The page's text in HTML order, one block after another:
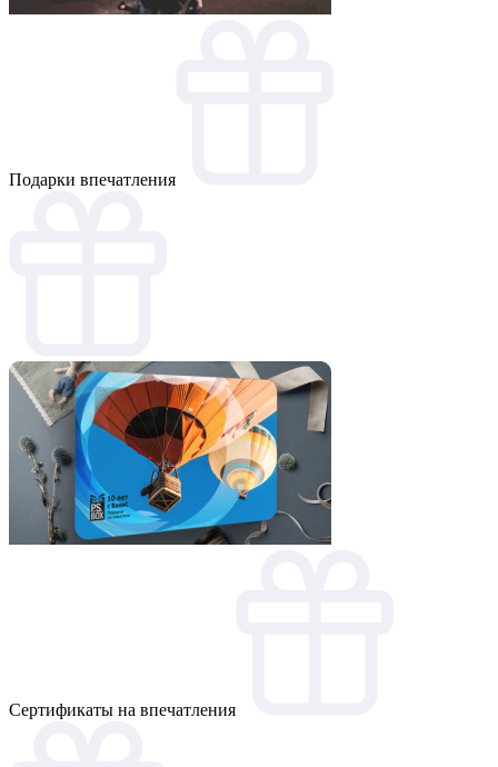
Подарки впечатления
Cертификаты на впечатления